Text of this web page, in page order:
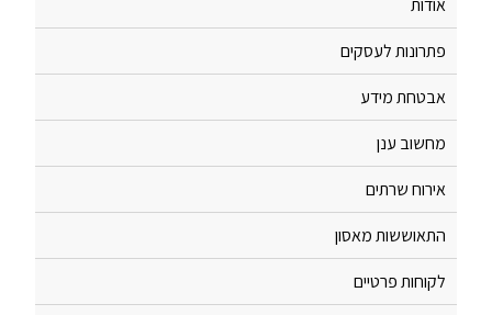
אודות
פתרונות לעסקים
אבטחת מידע
מחשוב ענן
אירוח שרתים
התאוששות מאסון
לקוחות פרטיים